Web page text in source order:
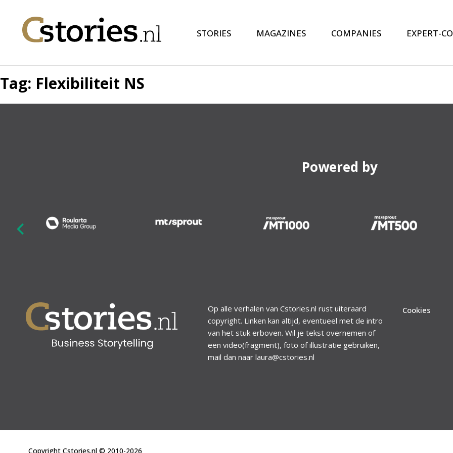
STORIES MAGAZINES COMPANIES EXPERT-
Tag: Flexibiliteit NS
Powered by
Op alle verhalen van Cstories.nl rust uiteraard
copyright. Linken kan altijd, eventueel met de intro
van het stuk erboven. Wil je tekst overnemen of
een video(fragment), foto of illustratie gebruiken,
mail dan naar laura@cstories.nl
Cookies
Copyright Cstories.nl © 2010-2026